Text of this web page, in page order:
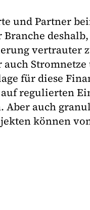
und Partner
vertrauter
Stromnetze
für diese
regulierten
Aber auch
können